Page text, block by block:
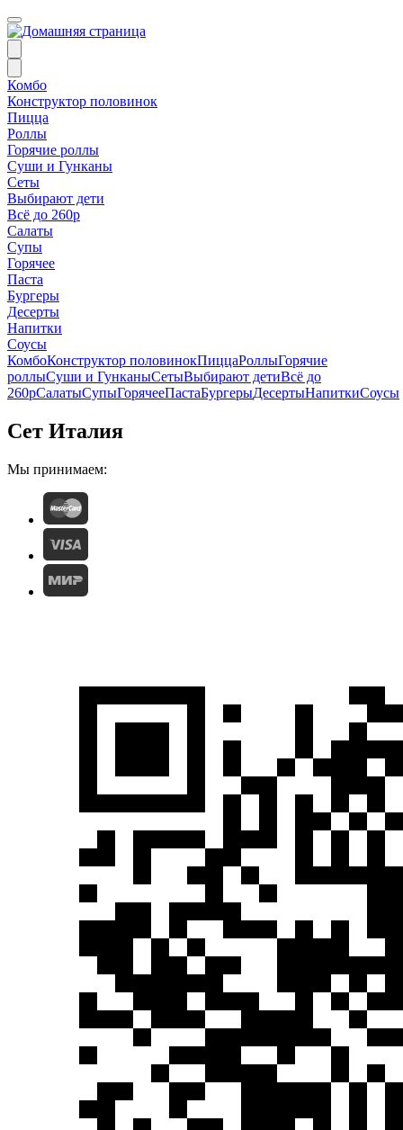
Комбо
Конструктор половинок
Пицца
Роллы
Горячие роллы
Суши и Гунканы
Сеты
Выбирают дети
Всё до 260р
Салаты
Супы
Горячее
Паста
Бургеры
Десерты
Напитки
Соусы
КомбоКонструктор половинокПиццаРоллыГорячие
роллыСуши и ГунканыСетыВыбирают детиВсё до
260рСалатыСупыГорячееПастаБургерыДесертыНапиткиСоусы
Сет Италия
Мы принимаем: